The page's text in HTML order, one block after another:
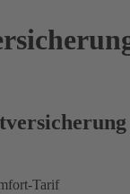
Tarif